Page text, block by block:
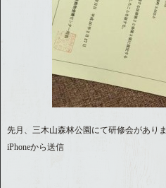
先月、三木山森林公園にて研修会があり
iPhoneから送信